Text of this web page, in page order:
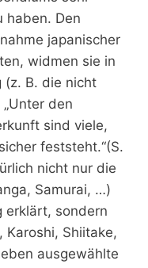
haben. Den
japanischer
widmen sie in
(z. B. die nicht
den
sind viele,
feststeht.“(S.
nicht nur die
Samurai, …)
erklärt, sondern
Karoshi, Shiitake,
ausgewählte